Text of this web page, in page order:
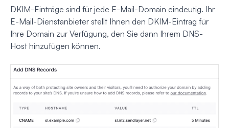
DKIM-Einträge sind für jede E-Mail-Domain eindeutig. Ihr
E-Mail-Dienstanbieter stellt Ihnen den DKIM-Eintrag für
Ihre Domain zur Verfügung, den Sie dann Ihrem DNS-
Host hinzufügen können.